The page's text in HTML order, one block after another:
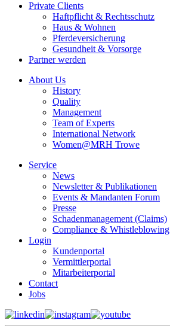
Private Clients
Haftpflicht & Rechtsschutz
Haus & Wohnen
Pferdeversicherung
Gesundheit & Vorsorge
Partner werden
About Us
History
Quality
Management
Team of Experts
International Network
Women@MRH Trowe
Service
News
Newsletter & Publikationen
Events & Mandanten Forum
Presse
Schadenmanagement (Claims)
Compliance & Whistleblowing
Login
Kundenportal
Vermittlerportal
Mitarbeiterportal
Contact
Jobs